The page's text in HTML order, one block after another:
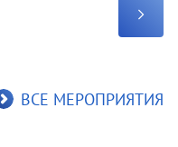
ВСЕ МЕРОПРИЯТИЯ